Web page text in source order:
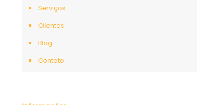
Serviços
Clientes
Blog
Contato